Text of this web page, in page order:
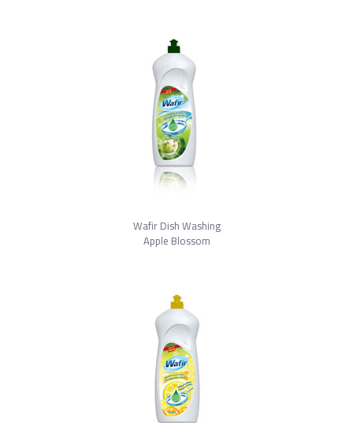
Wafir Dish Washing
Apple Blossom